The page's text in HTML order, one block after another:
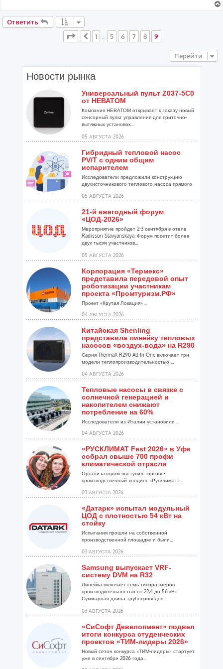
Ответить
Страница
9из9
Пред.
1 5 6 7 8 9
Перейти
Новости рынка
Универсальный пульт Z037-5C0
от НЕВАТОМ
Компания НЕВАТОМ открывает к заказу новый
сенсорный пульт управления для приточно-
вытяжных установок...
05 АВГУСТА 2026
Гибридный тепловой насос
PV/T с одним общим
испарителем
Исследователи предложили конструкцию
двухисточникового теплового насоса прямого
05 АВГУСТА 2026
21-й ежегодный форум
«ЦОД-2026»
Мероприятие пройдет 2-3 сентября в отеле
Radisson Slavyanskaya. Форум посетит более
двух тысяч участников...
05 АВГУСТА 2026
Корпорация «Термекс»
представила передовой опыт
роботизации участникам
проекта «Промтуризм.РФ»
Проект «Крутая Локация» ...
04 АВГУСТА 2026
Китайская Shenling
представила линейку тепловых
насосов «воздух-вода» на R290
Серия ThermaX R290 All-In-One включает три
модели теплопроизводительностью ...
04 АВГУСТА 2026
Тепловые насосы в связке с
солнечной генерацией и
накопителем снижают
потребление на 60%
Исследователи из Италии установили ...
04 АВГУСТА 2026
«РУСКЛИМАТ Fest 2026» в Уфе
собрал свыше 700 профи
климатической отрасли
Организатором выступил торгово-
производственный холдинг «Русклимат»...
03 АВГУСТА 2026
«Датарк» испытал модульный
ЦОД с плотностью 54 кВт на
стойку
Испытания прошли на собственной
производственной площадке и были...
03 АВГУСТА 2026
Samsung выпускает VRF-
систему DVM на R32
Линейка включает семь типоразмеров
производительностью от 22,4 до 56 кВт.
Суммарная длина трубопроводов...
03 АВГУСТА 2026
«СиСофт Девелопмент» подвел
итоги конкурса студенческих
проектов «ТИМ-лидеры 2026»
Новый сезон конкурса «ТИМ-лидеры» стартует
уже в сентябре 2026 года...